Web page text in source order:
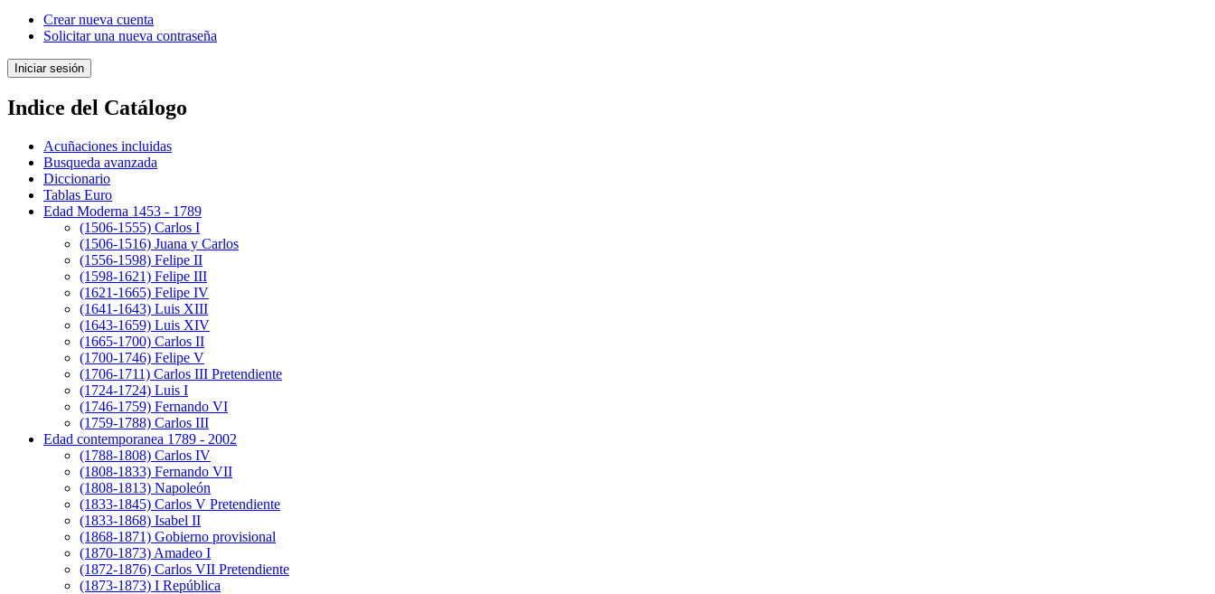
Crear nueva cuenta
Solicitar una nueva contraseña
Indice del Catálogo
Acuñaciones incluidas
Busqueda avanzada
Diccionario
Tablas Euro
Edad Moderna 1453 - 1789
(1506-1555) Carlos I
(1506-1516) Juana y Carlos
(1556-1598) Felipe II
(1598-1621) Felipe III
(1621-1665) Felipe IV
(1641-1643) Luis XIII
(1643-1659) Luis XIV
(1665-1700) Carlos II
(1700-1746) Felipe V
(1706-1711) Carlos III Pretendiente
(1724-1724) Luis I
(1746-1759) Fernando VI
(1759-1788) Carlos III
Edad contemporanea 1789 - 2002
(1788-1808) Carlos IV
(1808-1833) Fernando VII
(1808-1813) Napoleón
(1833-1845) Carlos V Pretendiente
(1833-1868) Isabel II
(1868-1871) Gobierno provisional
(1870-1873) Amadeo I
(1872-1876) Carlos VII Pretendiente
(1873-1873) I República